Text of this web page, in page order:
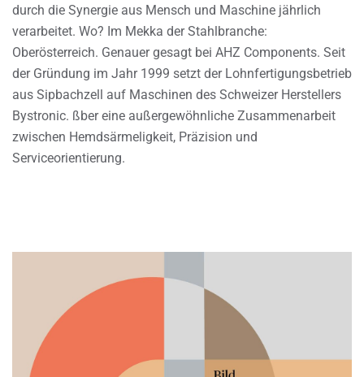
durch die Synergie aus Mensch und Maschine jährlich
verarbeitet. Wo? Im Mekka der Stahlbranche:
Oberösterreich. Genauer gesagt bei AHZ Components. Seit
der Gründung im Jahr 1999 setzt der Lohnfertigungsbetrieb
aus Sipbachzell auf Maschinen des Schweizer Herstellers
Bystronic. ßber eine außergewöhnliche Zusammenarbeit
zwischen Hemdsärmeligkeit, Präzision und
Serviceorientierung.